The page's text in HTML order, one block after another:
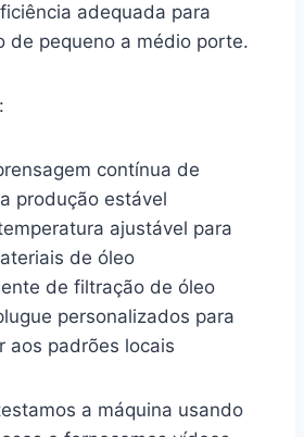
adequada para
de pequeno a médio porte.
contínua de
produção estável
ajustável para
de óleo
de filtração de óleo
personalizados para
aos padrões locais
a máquina usando